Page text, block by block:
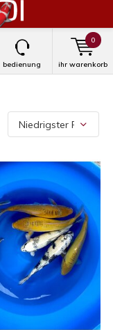
bedienung ihr warenkorb
0